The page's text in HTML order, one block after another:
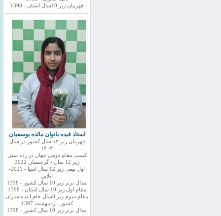
قهرمان زیر 10سال استان - 1398
استاد فیده بانوان مائده یوسفیان
قهرمان زیر ۱۴ سال کشور در سال
۱۴۰۳
کسب مقام دومی جهان در رده سنی
زیر 12 سال - گرجستان 2022
اول تیمی زیر 12 سال اسیا - 2021-
انلاین
مدال برنز زیر 10 سال کشور - 1398
مقام اول زیر 10 سال استان - 1398
مقام سوم زیر 8سال جام اینده سازان
کشور -اردیبهشت 1397
مدال برنز زیر 10 سال کشور - 1398